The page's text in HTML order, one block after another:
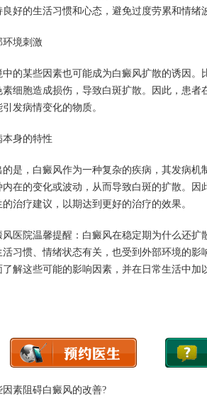
好的生活习惯和心态，避免过度劳累和情绪
境刺激
某些因素也可能成为白癜风扩散的诱因。
细胞造成损伤，导致白斑扩散。因此，患
发病情变化的物质。
身的特性
，白癜风作为一种复杂的疾病，其发病机
在的变化或波动，从而导致白斑的扩散。因
治疗建议，以期达到更好的治疗的效果。
院温馨提醒：白癜风在稳定期为什么还扩
习惯、情绪状态有关，也受到外部环境的影
了解这些可能的影响因素，并在日常生活中
因素阻碍白癜风的改善?